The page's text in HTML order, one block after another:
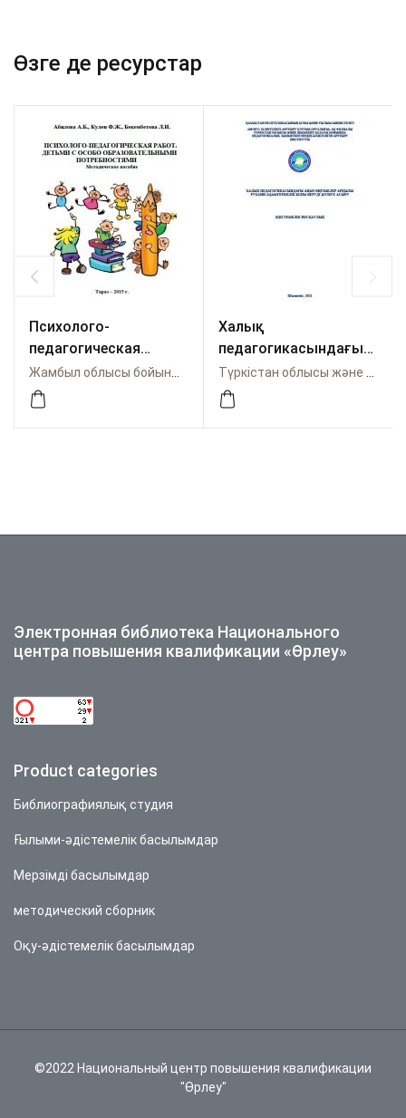
Өзге де ресурстар
Психолого-
педагогическая
работа с детьми с
особо
образовательными
Халық
педагогикасындағы
аңыз әңгімелер
арқылы рухани-
адамгершілік білім
Электронная библиотека Национального
центра повышения квалификации «Өрлеу»
Product categories
Библиографиялық студия
Ғылыми-әдістемелік басылымдар
Мерзімді басылымдар
методический сборник
Оқу-әдістемелік басылымдар
©2022 Национальный центр повышения квалификации
"Өрлеу"